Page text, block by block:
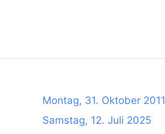
Montag, 31. Oktober 2011
Samstag, 12. Juli 2025